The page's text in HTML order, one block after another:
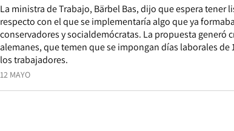
12 MAYO
La ministra de Trabajo, Bärbel Bas, dijo que espera tener
respecto con el que se implementaría algo que ya
conservadores y socialdemócratas. La propuesta generó
alemanes, que temen que se impongan días laborales
los trabajadores.